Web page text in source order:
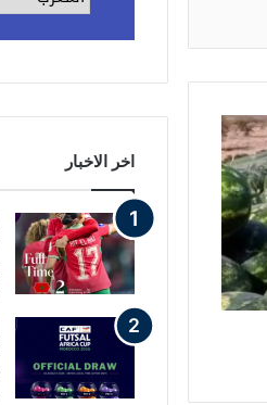
اخر الاخبار